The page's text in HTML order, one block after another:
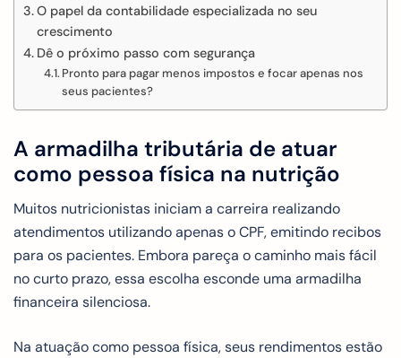
O papel da contabilidade especializada no seu
crescimento
Dê o próximo passo com segurança
Pronto para pagar menos impostos e focar apenas nos
seus pacientes?
A armadilha tributária de atuar
como pessoa física na nutrição
Muitos nutricionistas iniciam a carreira realizando
atendimentos utilizando apenas o CPF, emitindo recibos
para os pacientes. Embora pareça o caminho mais fácil
no curto prazo, essa escolha esconde uma armadilha
financeira silenciosa.
Na atuação como pessoa física, seus rendimentos estão